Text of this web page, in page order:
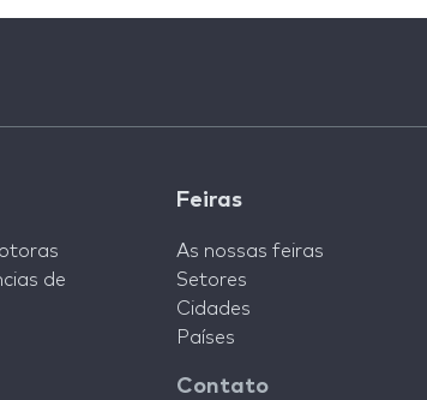
de
Feiras
As nossas feiras
Setores
Cidades
Países
Contato